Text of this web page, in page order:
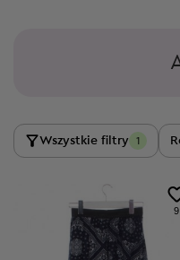
Wszystkie filtry 1
9